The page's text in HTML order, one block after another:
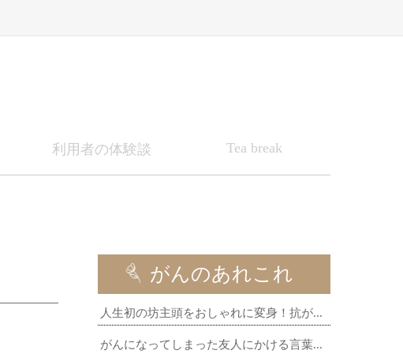
利用者の体験談 Tea break
がんのあれこれ
人生初の坊主頭をおしゃれに変身！抗が...
がんになってしまった友人にかける言葉...